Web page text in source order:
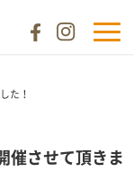
た！
催させて頂きま